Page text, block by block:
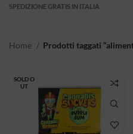
SPEDIZIONE GRATIS IN ITALIA
Home Prodotti taggati
SOLD O
UT